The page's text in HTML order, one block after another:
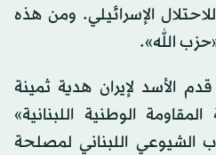
الإسرائيلي. ومن هذه
الله».
الأسد لإيران هدية ثمينة
الوطنية اللبنانية»
الشيوعي اللبناني لمصلحة